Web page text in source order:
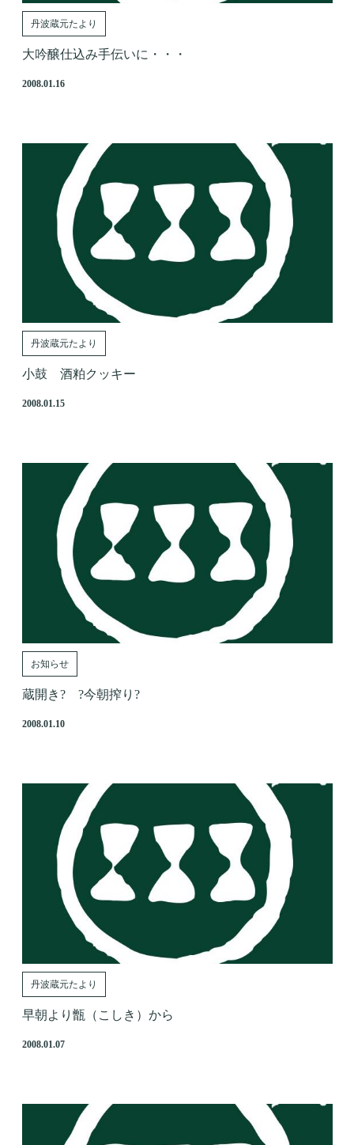
丹波蔵元たより
大吟醸仕込み手伝いに・・・
2008.01.16
丹波蔵元たより
小鼓 酒粕クッキー
2008.01.15
お知らせ
蔵開き? ?今朝搾り?
2008.01.10
丹波蔵元たより
早朝より甑（こしき）から
2008.01.07